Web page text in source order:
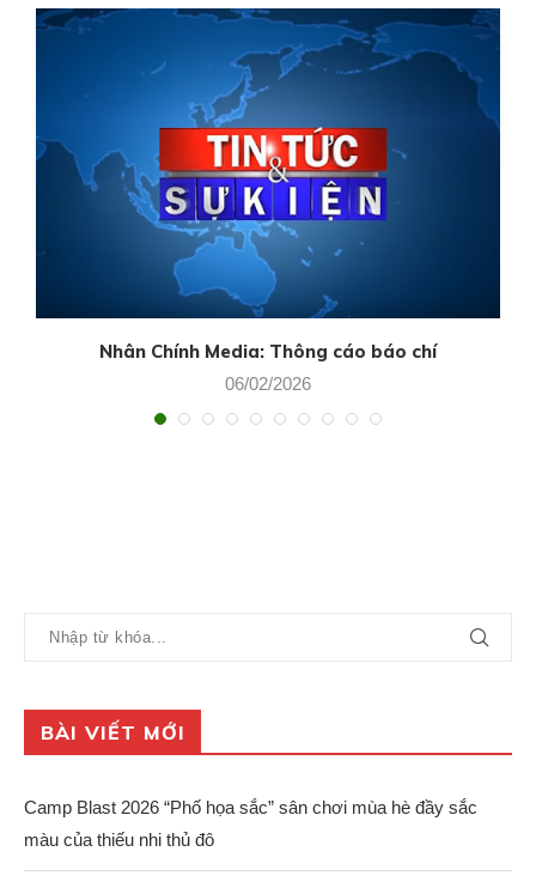
Nhân Chính Media: Thông cáo báo chí
06/02/2026
BÀI VIẾT MỚI
Camp Blast 2026 “Phố họa sắc” sân chơi mùa hè đầy sắc
màu của thiếu nhi thủ đô